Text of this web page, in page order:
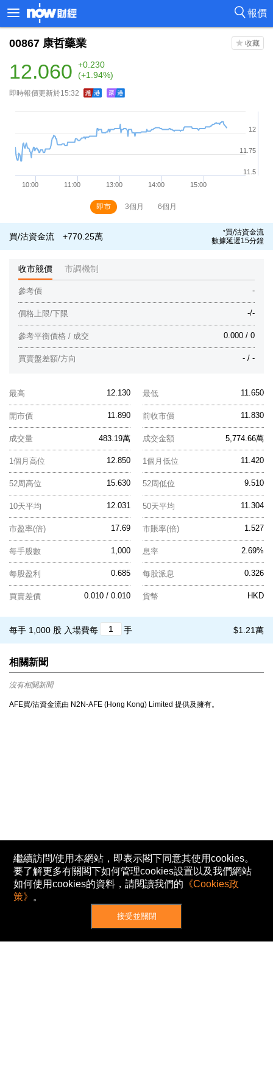
報價
00867 康哲藥業
12.060
+0.230
(+1.94%)
即時報價更新於15:32
即市 3個月 6個月
買/沽資金流 +770.25萬 *買/沽資金流
數據延遲15分鐘
收市競價 市調機制
-
參考價
-/-
價格上限/下限
0.000 / 0
參考平衡價格 / 成交
- / -
買賣盤差額/方向
12.130
最高 11.650
最低
11.890
開市價 11.830
前收市價
483.19萬
成交量 5,774.66萬
成交金額
12.850
1個月高位 11.420
1個月低位
15.630
52周高位 9.510
52周低位
12.031
10天平均 11.304
50天平均
17.69
市盈率(倍) 1.527
市賬率(倍)
1,000
每手股數 2.69%
息率
0.685
每股盈利 0.326
每股派息
0.010 / 0.010
買賣差價 HKD
貨幣
$1.21萬
每手 1,000 股 入場費每 手
相關新聞
沒有相關新聞
AFE買/沽資金流由 N2N-AFE (Hong Kong) Limited 提供及擁有。
繼續訪問/使用本網站，即表示閣下同意其使用cookies。
要了解更多有關閣下如何管理cookies設置以及我們網站
如何使用cookies的資料，請閱讀我們的 《Cookies政
策》 。
接受並關閉